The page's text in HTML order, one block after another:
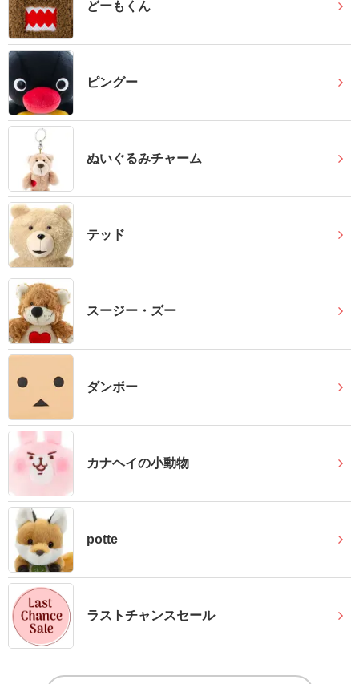
送
る
電
Tips
集
会
員
け
ビ
ー
ト
報
お
合
わ
どーもくん
ピングー
ぬいぐるみチャーム
テッド
スージー・ズー
ダンボー
カナヘイの小動物
potte
ラストチャンスセール